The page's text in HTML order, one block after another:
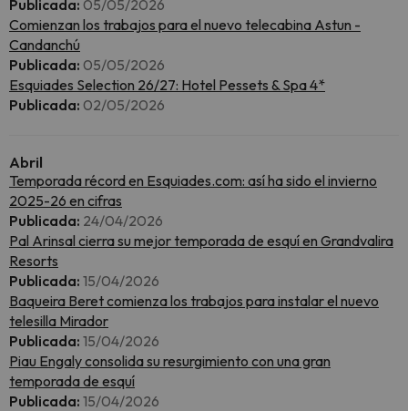
Publicada: 05/05/2026
Comienzan los trabajos para el nuevo telecabina Astun -
Candanchú
Publicada: 05/05/2026
Esquiades Selection 26/27: Hotel Pessets & Spa 4*
Publicada: 02/05/2026
Abril
Temporada récord en Esquiades.com: así ha sido el invierno
2025-26 en cifras
Publicada: 24/04/2026
Pal Arinsal cierra su mejor temporada de esquí en Grandvalira
Resorts
Publicada: 15/04/2026
Baqueira Beret comienza los trabajos para instalar el nuevo
telesilla Mirador
Publicada: 15/04/2026
Piau Engaly consolida su resurgimiento con una gran
temporada de esquí
Publicada: 15/04/2026